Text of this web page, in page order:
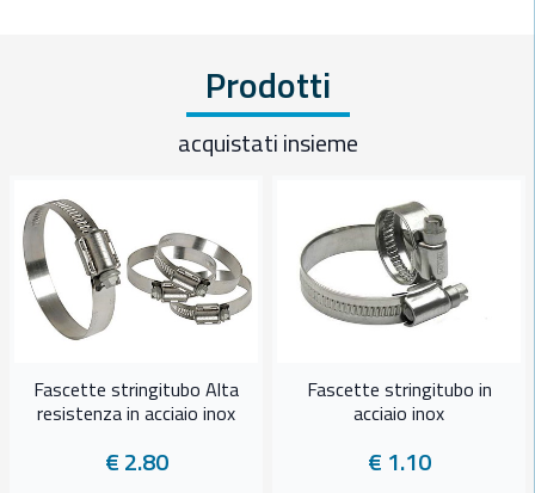
Prodotti
acquistati insieme
Fascette stringitubo Alta
resistenza in acciaio inox
€ 2.80
Fascette stringitubo in
acciaio inox
€ 1.10